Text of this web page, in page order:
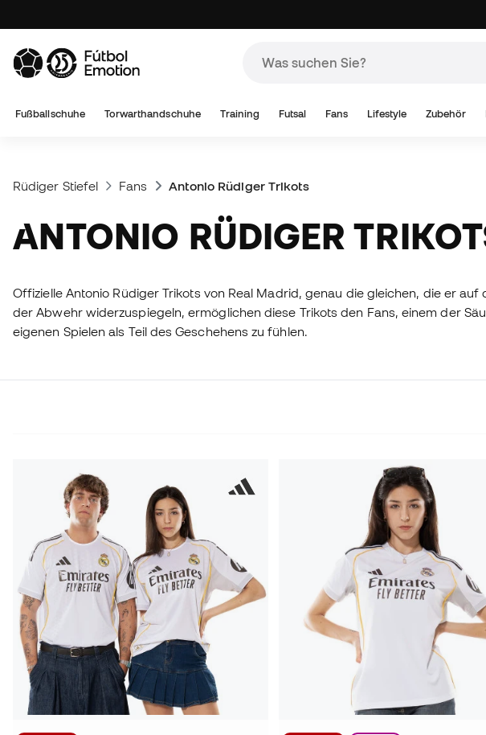
Fußballschuhe Torwarthandschuhe Training Futsal Fans Lifestyle Zubehör
Rüdiger Stiefel Fans Antonio Rüdiger Trikots
ANTONIO RÜDIGER
Offizielle Antonio Rüdiger Trikots von Real Madrid, genau die gleichen, die er
der Abwehr widerzuspiegeln, ermöglichen diese Trikots den Fans, einem der
eigenen Spielen als Teil des Geschehens zu fühlen.